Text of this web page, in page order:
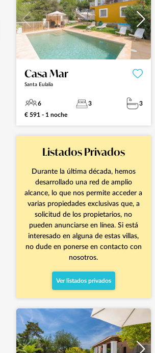
Casa Mar
Santa Eulalia
6 3
3
€ 591 - 1 noche
Listados Privados
Durante la última década, hemos
desarrollado una red de amplio
alcance, lo que nos permite acceder a
varias propiedades exclusivas que, a
solicitud de los propietarios, no
pueden anunciarse en línea. Si está
interesado en alguna de estas villas,
no dude en ponerse en contacto con
nosotros.
Ver listados privados